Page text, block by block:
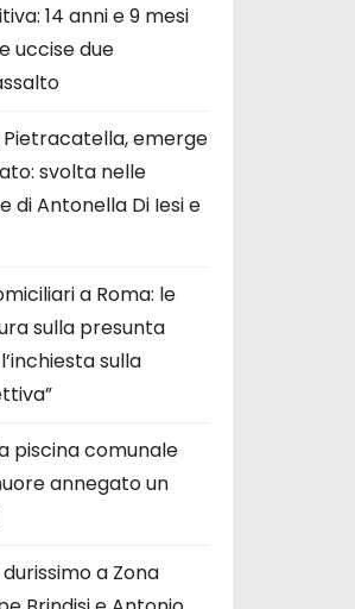
14 anni e 9 mesi
uccise due
emerge
svolta nelle
di Antonella Di Iesi e
a Roma: le
sulla presunta
sulla
piscina comunale
annegato un
a Zona